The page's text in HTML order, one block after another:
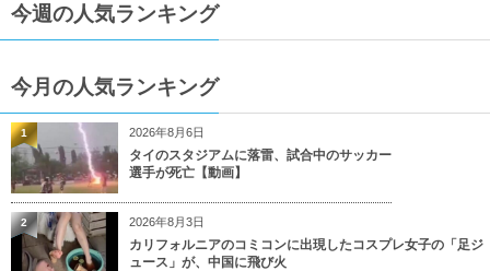
今週の人気ランキング
今月の人気ランキング
2026年8月6日
タイのスタジアムに落雷、試合中のサッカー
選手が死亡【動画】
1
2026年8月3日
カリフォルニアのコミコンに出現したコスプレ女子の「足ジ
ュース」が、中国に飛び火
2